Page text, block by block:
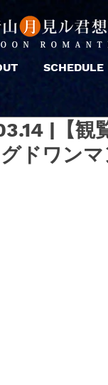
SCHEDULE
|【観
ドワンマ